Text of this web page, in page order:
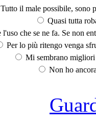
Tutto il male possibile, sono
Quasi tutta
che se ne fa. Se non
Per lo più ritengo venga
Mi sembrano
Non ho